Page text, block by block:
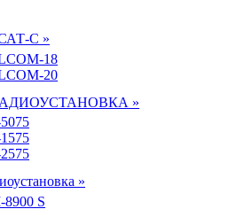
С »
18
20
»
»
8900 S